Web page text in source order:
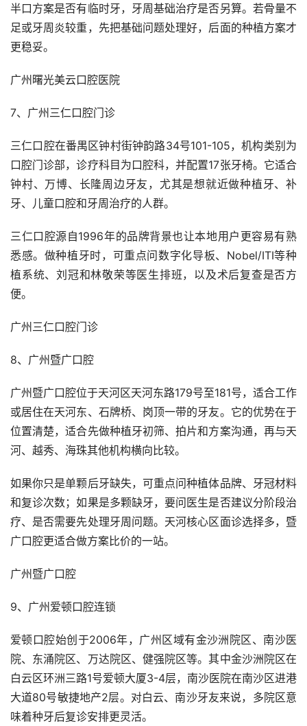
半口方案是否有临时牙，牙周基础治疗是否另算。若骨量不
足或牙周炎较重，先把基础问题处理好，后面的种植方案才
更稳妥。
广州曙光美云口腔医院
7、广州三仁口腔门诊
三仁口腔在番禺区钟村街钟韵路34号101-105，机构类别为
口腔门诊部，诊疗科目为口腔科，并配置17张牙椅。它适合
钟村、万博、长隆周边牙友，尤其是想就近做种植牙、补
牙、儿童口腔和牙周治疗的人群。
三仁口腔源自1996年的品牌背景也让本地用户更容易有熟
悉感。做种植牙时，可重点问数字化导板、Nobel/ITI等种
植系统、刘冠和林敬荣等医生排班，以及术后复查是否方
便。
广州三仁口腔门诊
8、广州暨广口腔
广州暨广口腔位于天河区天河东路179号至181号，适合工作
或居住在天河东、石牌桥、岗顶一带的牙友。它的优势在于
位置清楚，适合先做种植牙初筛、拍片和方案沟通，再与天
河、越秀、海珠其他机构横向比较。
如果你只是单颗后牙缺失，可重点问种植体品牌、牙冠材料
和复诊次数；如果是多颗缺牙，要问医生是否建议分阶段治
疗、是否需要先处理牙周问题。天河核心区面诊选择多，暨
广口腔更适合做方案比价的一站。
广州暨广口腔
9、广州爱顿口腔连锁
爱顿口腔始创于2006年，广州区域有金沙洲院区、南沙医
院、东涌院区、万达院区、健强院区等。其中金沙洲院区在
白云区环洲三路1号爱顿大厦3-4层，南沙医院在南沙区进港
大道80号敏捷地产2层。对白云、南沙牙友来说，多院区意
味着种牙后复诊安排更灵活。